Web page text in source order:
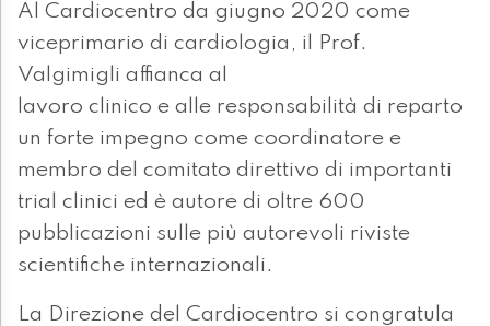
Al Cardiocentro da giugno 2020 come
viceprimario di cardiologia, il Prof.
Valgimigli affianca al
lavoro clinico e alle responsabilità di reparto
un forte impegno come coordinatore e
membro del comitato direttivo di importanti
trial clinici ed è autore di oltre 600
pubblicazioni sulle più autorevoli riviste
scientifiche internazionali.
La Direzione del Cardiocentro si congratula